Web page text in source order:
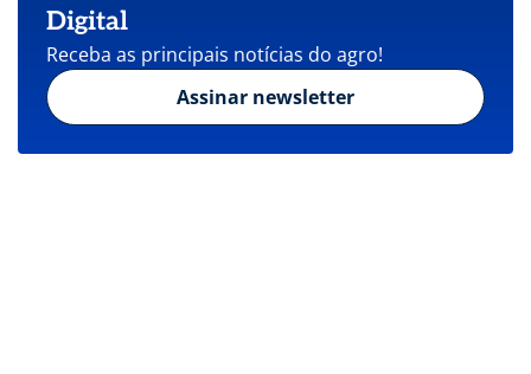
Digital
Receba as principais notícias do agro!
Assinar newsletter